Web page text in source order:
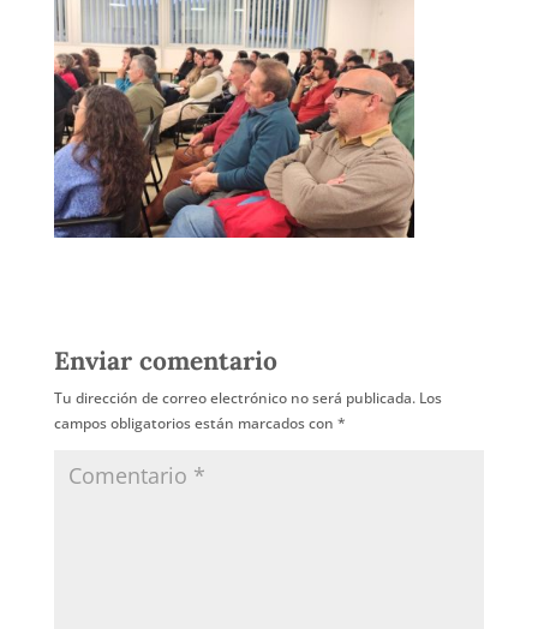
Enviar comentario
Tu dirección de correo electrónico no será publicada. Los
campos obligatorios están marcados con *